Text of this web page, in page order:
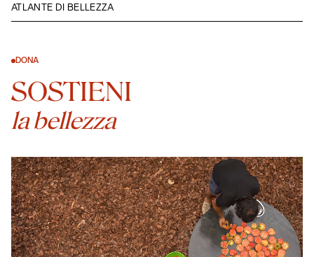
ATLANTE DI BELLEZZA
DONA
SOSTIENI
la bellezza